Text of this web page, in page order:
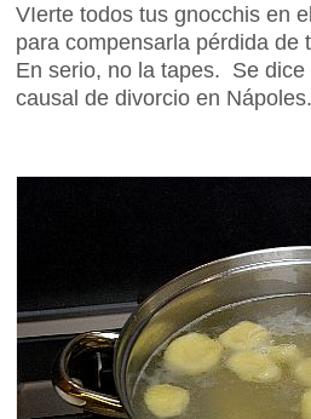
VIerte todos tus gnocchis en
para compensarla pérdida
En serio, no la tapes. Se
causal de divorcio en Nápoles.